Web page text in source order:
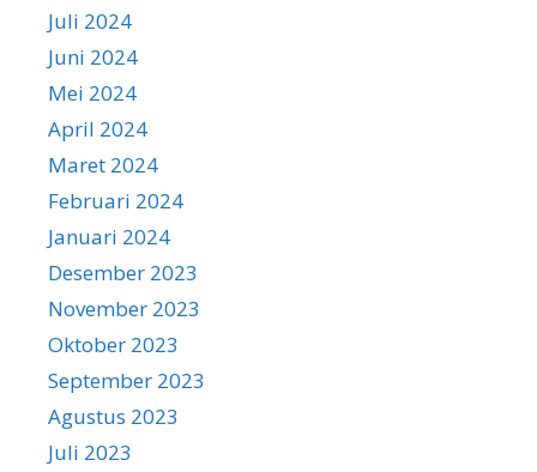
Juli 2024
Juni 2024
Mei 2024
April 2024
Maret 2024
Februari 2024
Januari 2024
Desember 2023
November 2023
Oktober 2023
September 2023
Agustus 2023
Juli 2023